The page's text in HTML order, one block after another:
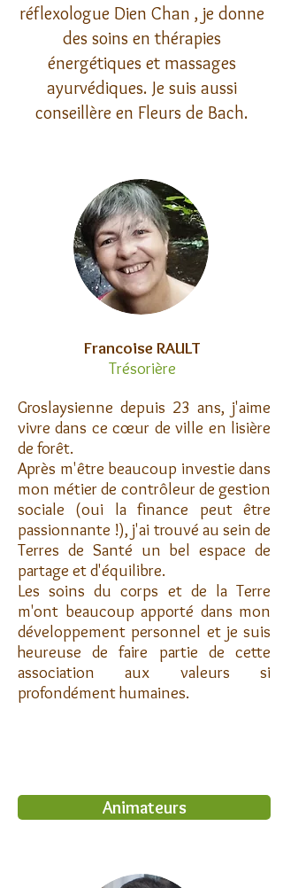
réflexologue Dien Chan , je donne
des soins en thérapies
énergétiques et massages
ayurvédiques. Je suis aussi
conseillère en Fleurs de Bach.
FrancoiseRAULT
Trésorière
Groslaysienne depuis 23 ans, j'aime
vivre dans ce cœur de ville en lisière
de forêt.
Après m'être beaucoup investie dans
mon métier de contrôleur de gestion
sociale (oui la finance peut être
passionnante !), j'ai trouvé au sein de
Terres de Santé un bel espace de
partage et d'équilibre.
Les soins du corps et de la Terre
m'ont beaucoup apporté dans mon
développement personnel et je suis
heureuse de faire partie de cette
association aux valeurs si
profondément humaines.
Animateurs